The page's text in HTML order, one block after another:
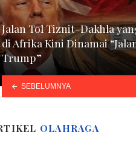
Jalan Tol Tiznit-Dakhla
di Afrika Kini Dinamai
Trump”
SEBELUMNYA
OLAHRAGA